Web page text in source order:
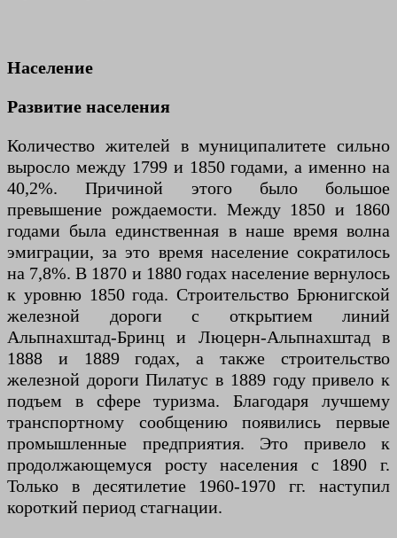
Население
Развитие населения
Количество жителей в муниципалитете сильно
выросло между 1799 и 1850 годами, а именно на
40,2%. Причиной этого было большое
превышение рождаемости. Между 1850 и 1860
годами была единственная в наше время волна
эмиграции, за это время население сократилось
на 7,8%. В 1870 и 1880 годах население вернулось
к уровню 1850 года. Строительство Брюнигской
железной дороги с открытием линий
Альпнахштад-Бринц и Люцерн-Альпнахштад в
1888 и 1889 годах, а также строительство
железной дороги Пилатус в 1889 году привело к
подъем в сфере туризма. Благодаря лучшему
транспортному сообщению появились первые
промышленные предприятия. Это привело к
продолжающемуся росту населения с 1890 г.
Только в десятилетие 1960-1970 гг. наступил
короткий период стагнации.